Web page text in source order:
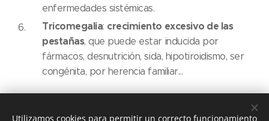
enfermedades sistémicas.
Tricomegalia: crecimiento excesivo de las
pestañas, que puede estar inducida por
fármacos, desnutrición, sida, hipotiroidismo, ser
congénita, por herencia familiar...
Share
Utilizamos cookies para permitir un correcto funcionamiento